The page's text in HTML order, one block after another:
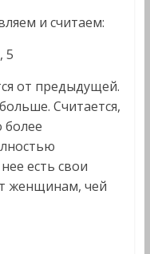
и считаем:
5
от предыдущей.
Считается,
более
есть свои
женщинам, чей